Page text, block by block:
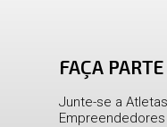
FAÇA
Junte-se a